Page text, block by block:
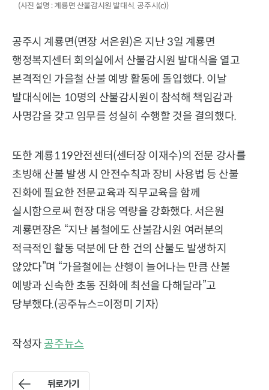
(사진 설명 : 계룡면 산불감시원 발대식. 공주시(c))
공주시 계룡면(면장 서은원)은 지난 3일 계룡면
행정복지센터 회의실에서 산불감시원 발대식을 열고
본격적인 가을철 산불 예방 활동에 돌입했다. 이날
발대식에는 10명의 산불감시원이 참석해 책임감과
사명감을 갖고 임무를 성실히 수행할 것을 결의했다.
또한 계룡119안전센터(센터장 이재수)의 전문 강사를
초빙해 산불 발생 시 안전수칙과 장비 사용법 등 산불
진화에 필요한 전문교육과 직무교육을 함께
실시함으로써 현장 대응 역량을 강화했다. 서은원
계룡면장은 “지난 봄철에도 산불감시원 여러분의
적극적인 활동 덕분에 단 한 건의 산불도 발생하지
않았다”며 “가을철에는 산행이 늘어나는 만큼 산불
예방과 신속한 초동 진화에 최선을 다해달라”고
당부했다.(공주뉴스=이정미 기자)
작성자 공주뉴스
뒤로가기